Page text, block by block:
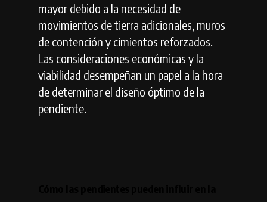
mayor debido a la necesidad de
movimientos de tierra adicionales, muros
de contención y cimientos reforzados.
Las consideraciones económicas y la
viabilidad desempeñan un papel a la hora
de determinar el diseño óptimo de la
pendiente.